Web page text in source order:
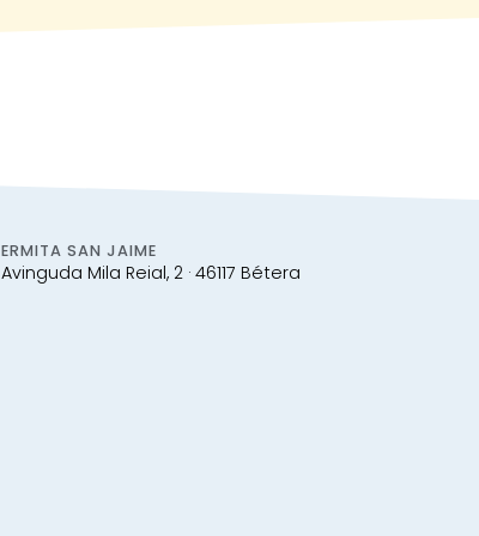
ERMITA SAN JAIME
Avinguda Mila Reial, 2 · 46117 Bétera